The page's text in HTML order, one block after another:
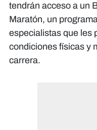
tendrán acceso a un
Maratón, un
especialistas que les
condiciones físicas y
carrera.